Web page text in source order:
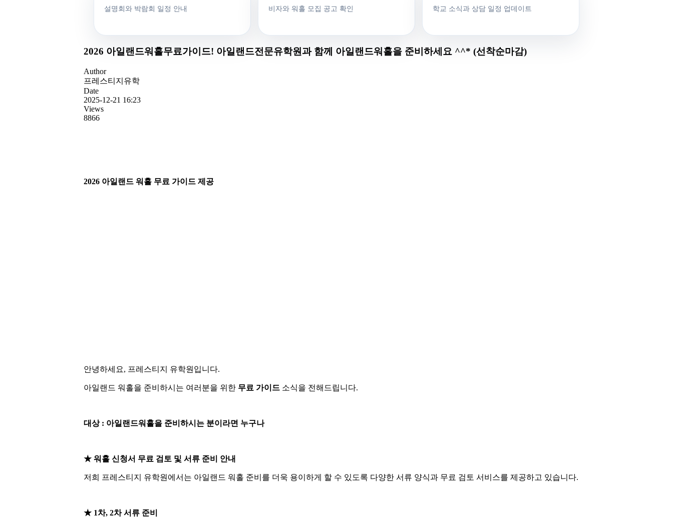
설명회와 박람회 일정 안내 비자와 워홀 모집 공고 확인 학교 소식과 상담 일정 업데이트
2026 아일랜드워홀무료가이드! 아일랜드전문유학원과 함께 아일랜드워홀을 준비하세요 ^^* (선착순마감)
Author
프레스티지유학
Date
2025-12-21 16:23
Views
8866
2026 아일랜드 워홀 무료 가이드 제공
안녕하세요, 프레스티지 유학원입니다.
아일랜드 워홀을 준비하시는 여러분을 위한 무료 가이드 소식을 전해드립니다.
대상 : 아일랜드워홀을 준비하시는 분이라면 누구나
★ 워홀 신청서 무료 검토 및 서류 준비 안내
저희 프레스티지 유학원에서는 아일랜드 워홀 준비를 더욱 용이하게 할 수 있도록 다양한 서류 양식과 무료 검토 서비스를 제공하고 있습니다.
★ 1차, 2차 서류 준비